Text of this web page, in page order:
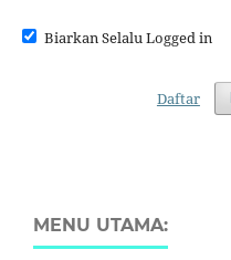
Biarkan Selalu Logged in
Daftar
MENU UTAMA: